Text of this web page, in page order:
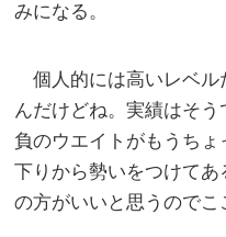
みになる。
個人的には高いレベル
んだけどね。実績はそ
負のウエイトがもうち
下りから勢いをつけて
の方がいいと思うのでこ